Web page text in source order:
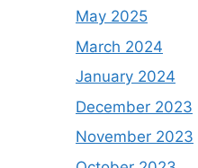
May 2025
March 2024
January 2024
December 2023
November 2023